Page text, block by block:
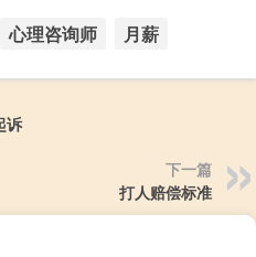
心理咨询师 月薪
诉
下一篇
打人赔偿标准